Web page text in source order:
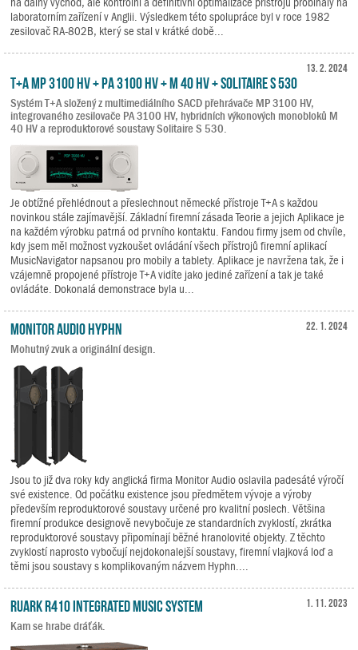
laboratorním zařízení v Anglii. Výsledkem této spolupráce byl v roce 1982
zesilovač RA-802B, který se stal v krátké době...
13. 2. 2024
T+A MP 3100 HV + PA 3100 HV + M 40 HV + Solitaire S 530
Systém T+A složený z multimediálního SACD přehrávače MP 3100 HV,
integrovaného zesilovače PA 3100 HV, hybridních výkonových monobloků M
40 HV a reproduktorové soustavy Solitaire S 530.
Je obtížné přehlédnout a přeslechnout německé přístroje T+A s každou
novinkou stále zajímavější. Základní firemní zásada Teorie a jejich Aplikace je
na každém výrobku patrná od prvního kontaktu. Fandou firmy jsem od chvíle,
kdy jsem měl možnost vyzkoušet ovládání všech přístrojů firemní aplikací
MusicNavigator napsanou pro mobily a tablety. Aplikace je navržena tak, že i
vzájemně propojené přístroje T+A vidíte jako jediné zařízení a tak je také
ovládáte. Dokonalá demonstrace byla u...
22. 1. 2024
Monitor Audio Hyphn
Mohutný zvuk a originální design.
Jsou to již dva roky kdy anglická firma Monitor Audio oslavila padesáté výročí
své existence. Od počátku existence jsou předmětem vývoje a výroby
především reproduktorové soustavy určené pro kvalitní poslech. Většina
firemní produkce designově nevybočuje ze standardních zvyklostí, zkrátka
reproduktorové soustavy připomínají běžné hranolovité objekty. Z těchto
zvyklostí naprosto vybočují nejdokonalejší soustavy, firemní vlajková loď a
těmi jsou soustavy s komplikovaným názvem Hyphn....
1. 11. 2023
Ruark R410 Integrated Music System
Kam se hrabe dráťák.